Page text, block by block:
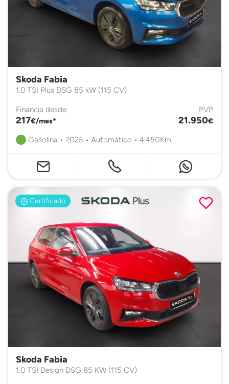
Skoda Fabia
1.0 TSI Plus DSG 85 kW (115 CV)
Financia desde
217€/mes*
PVP
21.950€
Gasolina • 2025 • Automático • 4.450Km.
Certificado
Skoda Fabia
1.0 TSI Design DSG 85 KW (115 CV)